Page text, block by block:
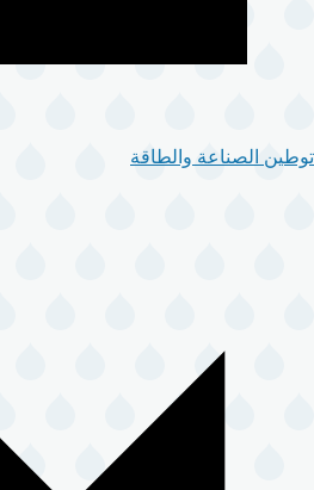
توطين الصناعة والطاقة